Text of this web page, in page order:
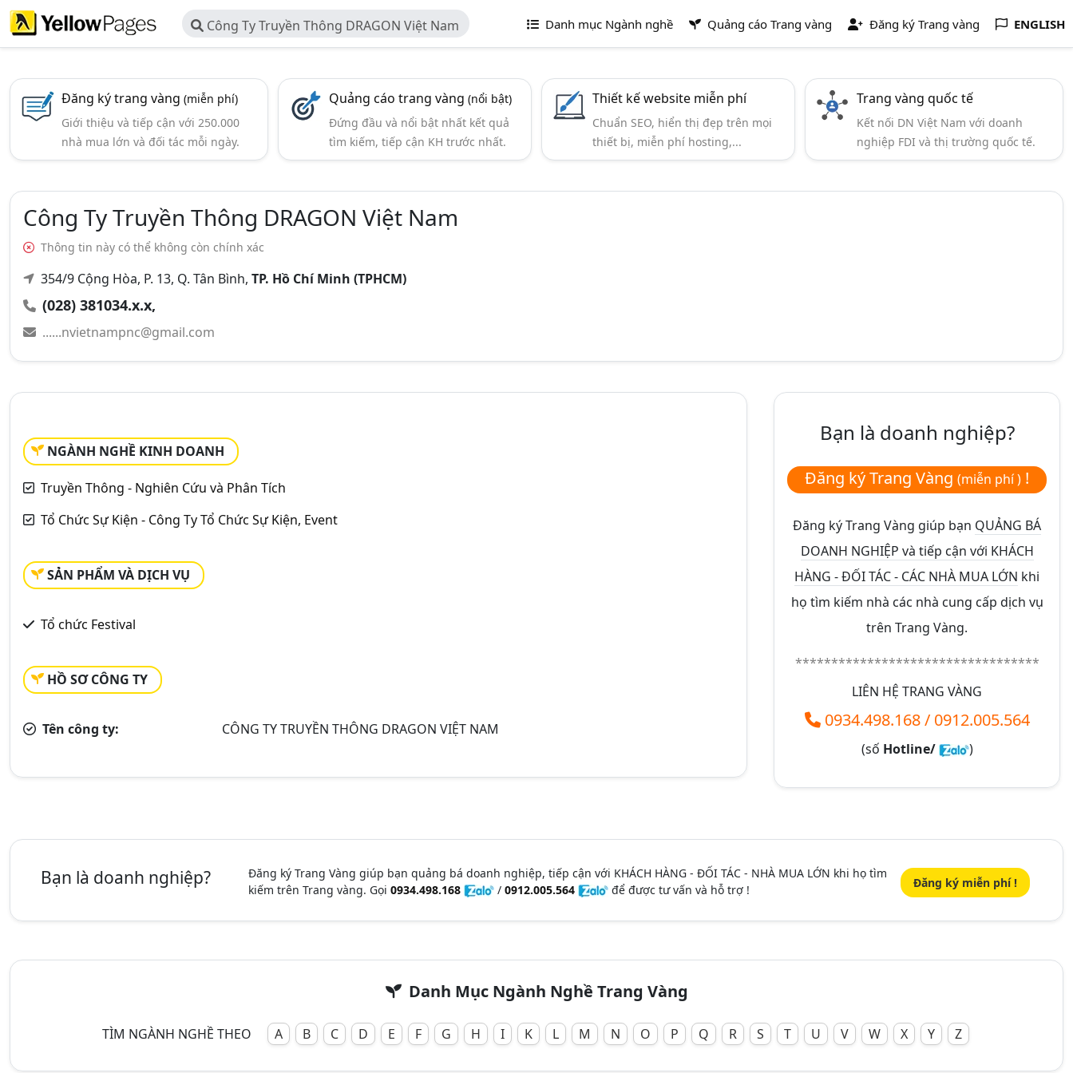
Công Ty Truyền Thông DRAGON Việt Nam Danh mục Ngành nghề Quảng cáo Trang vàng Đăng ký Trang vàng ENGLISH
Đăng ký trang vàng (miễn phí)
Giới thiệu và tiếp cận với 250.000
nhà mua lớn và đối tác mỗi ngày.
Quảng cáo trang vàng(nổi bật)
Đứng đầu và nổi bật nhất kết quả
tìm kiếm, tiếp cận KH trước nhất.
Thiết kế website miễn phí
Chuẩn SEO, hiển thị đẹp trên mọi
thiết bị, miễn phí hosting,...
Trang vàng quốc tế
Kết nối DN Việt Nam với doanh
nghiệp FDI và thị trường quốc tế.
Công Ty Truyền Thông DRAGON Việt Nam
Thông tin này có thể không còn chính xác
354/9 Cộng Hòa, P. 13, Q. Tân Bình, TP. Hồ Chí Minh (TPHCM)
(028) 381034.x.x,
......nvietnampnc@gmail.com
NGÀNH NGHỀ KINH DOANH
Truyền Thông - Nghiên Cứu và Phân Tích
Tổ Chức Sự Kiện - Công Ty Tổ Chức Sự Kiện, Event
SẢN PHẨM VÀ DỊCH VỤ
Tổ chức Festival
HỒ SƠ CÔNG TY
Tên công ty: CÔNG TY TRUYỀN THÔNG DRAGON VIỆT NAM
Bạn là doanh nghiệp?
Đăng ký Trang Vàng (miễn phí ) !
Đăng ký Trang Vàng giúp bạn QUẢNG BÁ
DOANH NGHIỆP và tiếp cận với KHÁCH
HÀNG - ĐỐI TÁC - CÁC NHÀ MUA LỚN khi
họ tìm kiếm nhà các nhà cung cấp dịch vụ
trên Trang Vàng.
**********************************
LIÊN HỆ TRANG VÀNG
0934.498.168/ 0912.005.564
(số Hotline/ )
Bạn là doanh nghiệp?
Đăng ký Trang Vàng giúp bạn quảng bá doanh nghiệp, tiếp cận với KHÁCH HÀNG - ĐỐI TÁC - NHÀ MUA LỚN khi họ tìm
kiếm trên Trang vàng. Gọi 0934.498.168 / 0912.005.564 để được tư vấn và hỗ trợ ! Đăng ký miễn phí !
Danh Mục Ngành Nghề Trang Vàng
TÌM NGÀNH NGHỀ THEO A B C D E F G H I K L M N O P Q R S T U V W X Y Z